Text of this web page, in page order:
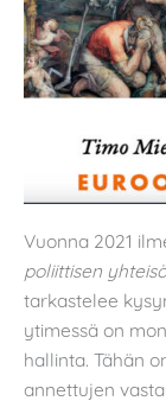
Vuonna 2021
poliittisen
tarkastelee
ytimessä on
hallinta. Tähän
annettujen